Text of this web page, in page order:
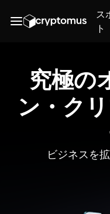
ス
ト
究極の
ン・ク
ビジネスを